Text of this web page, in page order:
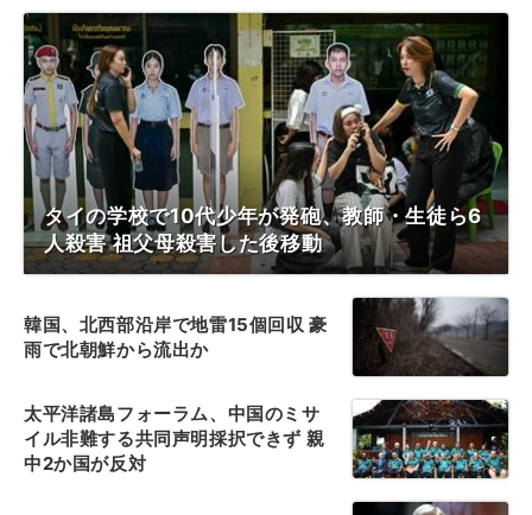
タイの学校で10代少年が発砲、教師・生徒ら6
人殺害 祖父母殺害した後移動
韓国、北西部沿岸で地雷15個回収 豪
雨で北朝鮮から流出か
太平洋諸島フォーラム、中国のミサ
イル非難する共同声明採択できず 親
中2か国が反対